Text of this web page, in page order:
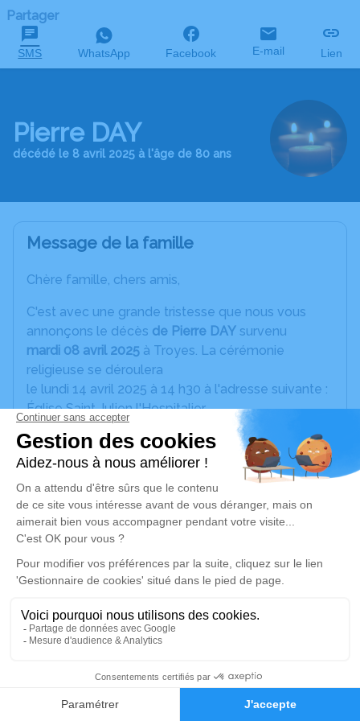
Faire-part Hommages
Partager
SMS WhatsApp Facebook E-mail Lien
Pierre DAY
décédé le 8 avril 2025 à l'âge de 80 ans
Message de la famille
Chère famille, chers amis,
C'est avec une grande tristesse que nous vous
annonçons le décès de Pierre DAY survenu
mardi 08 avril 2025 à Troyes. La cérémonie
religieuse se déroulera
le lundi 14 avril 2025 à 14 h30 à l'adresse suivante :
Église Saint Julien l'Hospitalier -
10170 Vallant-Saint-Georges.
Ni fleur, ni plaques. Une boite à dons sera a votre
disposition pour les maladies neuro-dégénératives.
Cet espace privé est destiné à recueillir vos
condoléances ou le souvenir d’un moment passé.
Je rends hommage
Cérémonie religieuse
lundi 14 avril 2025 à 14h30
10170 Vallant-Saint-Georges